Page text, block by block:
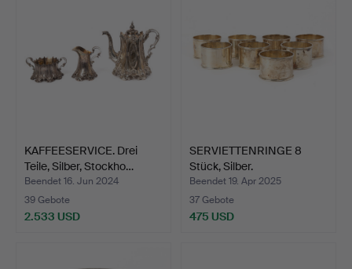
KAFFEESERVICE. Drei
Teile, Silber, Stockho…
Beendet 16. Jun 2024
39 Gebote
2.533 USD
SERVIETTENRINGE 8
Stück, Silber.
Beendet 19. Apr 2025
37 Gebote
475 USD